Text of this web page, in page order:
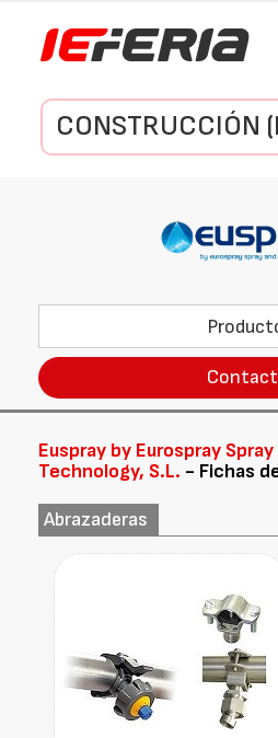
CONSTRUCCIÓN
Euspray by Eurospray
Technology, S.L. - Fichas
Abrazaderas